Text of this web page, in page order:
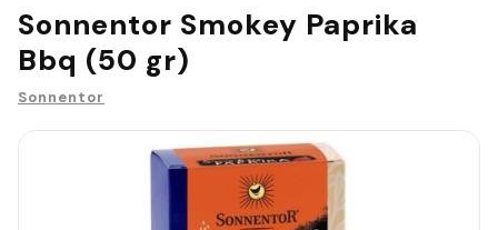
Sonnentor Smokey Paprika
Bbq (50 gr)
Sonnentor